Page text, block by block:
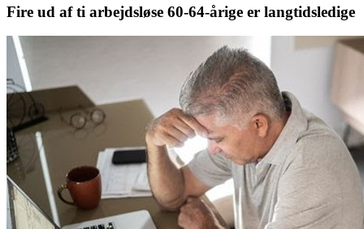
Fire ud af ti arbejdsløse 60-64-årige er langtidsledige